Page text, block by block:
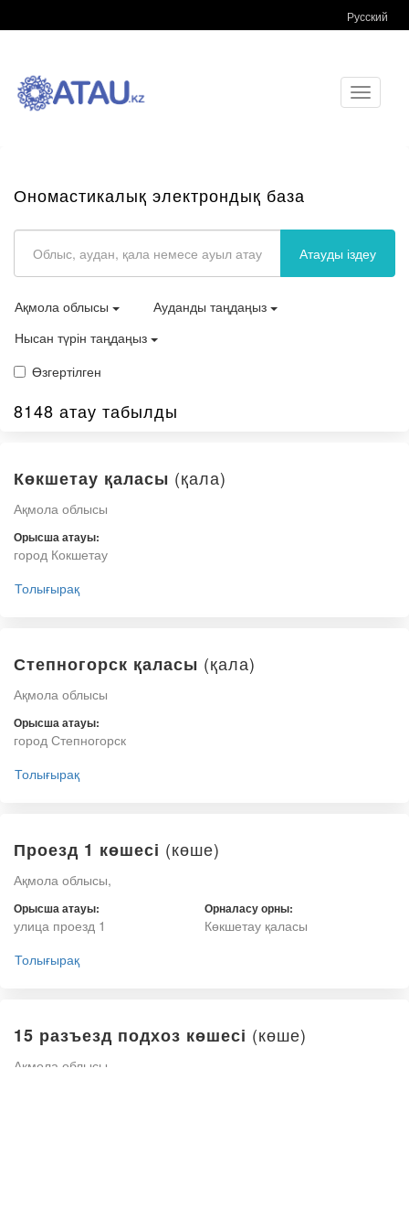
Русский
Toggle
Ономастикалық электрондық база
Атауды іздеу
Ақмола облысы
Ауданды таңдаңыз
Нысан түрін таңдаңыз
Өзгертілген
8148 атау табылды
Көкшетау қаласы (қала)
Ақмола облысы
Орысша атауы:
город Кокшетау
Толығырақ
Степногорск қаласы (қала)
Ақмола облысы
Орысша атауы:
город Степногорск
Толығырақ
Проезд 1 көшесі (көше)
Ақмола облысы,
Орысша атауы:
улица проезд 1
Орналасу орны:
Көкшетау қаласы
Толығырақ
15 разъезд подхоз көшесі (көше)
Ақмола облысы,